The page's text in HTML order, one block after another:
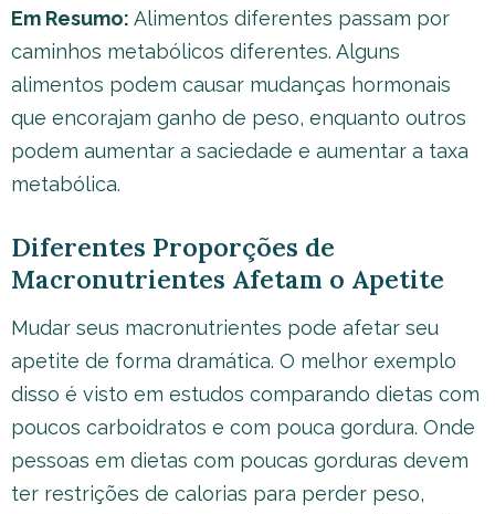
Em Resumo: Alimentos diferentes passam por
caminhos metabólicos diferentes. Alguns
alimentos podem causar mudanças hormonais
que encorajam ganho de peso, enquanto outros
podem aumentar a saciedade e aumentar a taxa
metabólica.
Diferentes Proporções de
Macronutrientes Afetam o Apetite
Mudar seus macronutrientes pode afetar seu
apetite de forma dramática. O melhor exemplo
disso é visto em estudos comparando dietas com
poucos carboidratos e com pouca gordura. Onde
pessoas em dietas com poucas gorduras devem
ter restrições de calorias para perder peso,